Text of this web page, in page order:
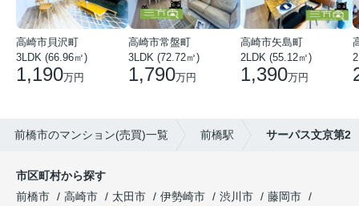
高崎市貝沢町
3LDK (66.96㎡)
1,190万円
高崎市常盤町
3LDK (72.72㎡)
1,790万円
高崎市矢島町
2LDK (55.12㎡)
1,390万円
前橋市のマンション(売買)一覧 前橋駅 サーパス文京第2
市区町村から探す
前橋市
高崎市 太田市 伊勢崎市 渋川市
藤岡市